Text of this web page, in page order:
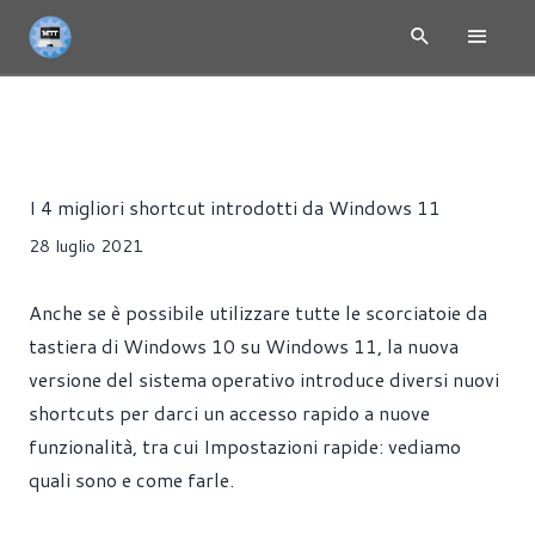
I 4 migliori shortcut introdotti da Windows 11
28 luglio 2021
Anche se è possibile utilizzare tutte le scorciatoie da
tastiera di Windows 10 su Windows 11, la nuova
versione del sistema operativo introduce diversi nuovi
shortcuts per darci un accesso rapido a nuove
funzionalità, tra cui Impostazioni rapide: vediamo
quali sono e come farle.